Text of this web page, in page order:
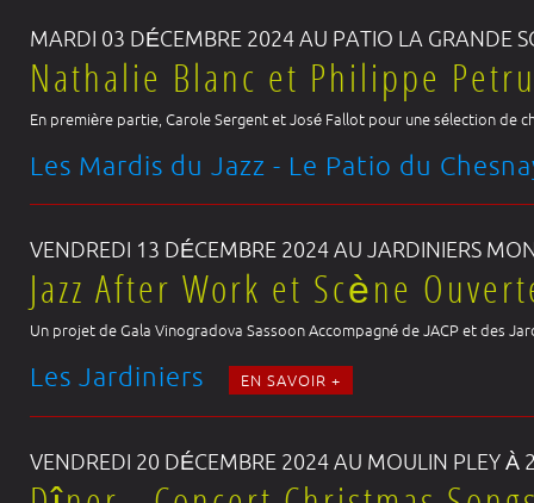
MARDI 03 DÉCEMBRE 2024 AU PATIO LA GRANDE
Nathalie Blanc et Philippe
En première partie, Carole Sergent et José Fallot pour une sélection de
Les Mardis du Jazz - Le Patio du
VENDREDI 13 DÉCEMBRE 2024 AU JARDINIERS
Jazz After Work et Scène
Un projet de Gala Vinogradova Sassoon Accompagné de JACP et des
Les Jardiniers EN SAVOIR +
VENDREDI 20 DÉCEMBRE 2024 AU MOULIN PLEY À